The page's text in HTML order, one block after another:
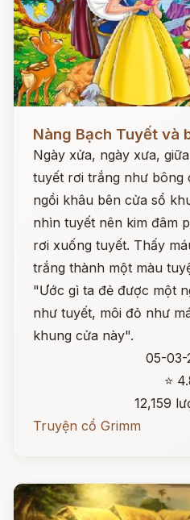
Nàng Bạch Tuyết và
Ngày xửa, ngày xưa,
tuyết rơi trắng như bông
ngồi khâu bên cửa sổ
nhìn tuyết nên kim đâm
rơi xuống tuyết. Thấy
trắng thành một màu
"Ước gì ta đẻ được một
như tuyết, môi đỏ như
khung cửa này".
05-03-
⭐
12,159
Truyện cổ Grimm